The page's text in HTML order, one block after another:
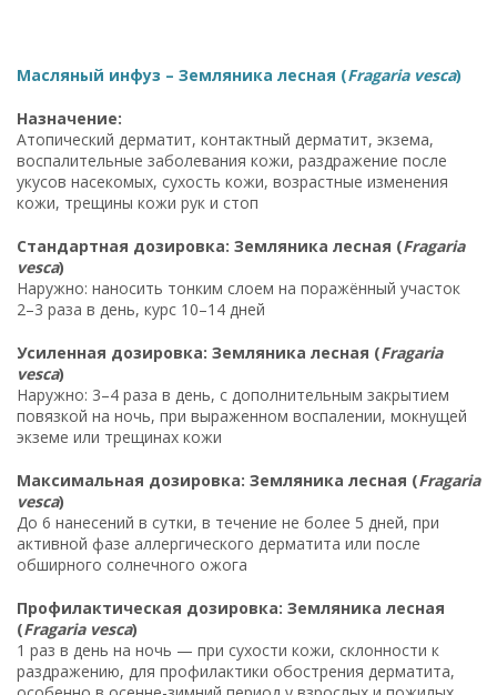
Масляный инфуз – Земляника лесная (Fragaria vesca)
Назначение:
Атопический дерматит, контактный дерматит, экзема,
воспалительные заболевания кожи, раздражение после
укусов насекомых, сухость кожи, возрастные изменения
кожи, трещины кожи рук и стоп
Стандартная дозировка: Земляника лесная (Fragaria
vesca)
Наружно: наносить тонким слоем на поражённый участок
2–3 раза в день, курс 10–14 дней
Усиленная дозировка: Земляника лесная (Fragaria
vesca)
Наружно: 3–4 раза в день, с дополнительным закрытием
повязкой на ночь, при выраженном воспалении, мокнущей
экземе или трещинах кожи
Максимальная дозировка: Земляника лесная (Fragaria
vesca)
До 6 нанесений в сутки, в течение не более 5 дней, при
активной фазе аллергического дерматита или после
обширного солнечного ожога
Профилактическая дозировка: Земляника лесная
(Fragaria vesca)
1 раз в день на ночь — при сухости кожи, склонности к
раздражению, для профилактики обострения дерматита,